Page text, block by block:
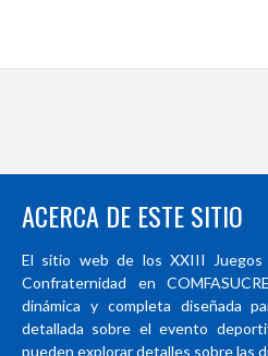
ACERCA DE ESTE SITIO
El sitio web de los XXIII Juegos
Confraternidad en
dinámica y completa diseñada
detallada sobre el evento
pueden explorar detalles sobre las